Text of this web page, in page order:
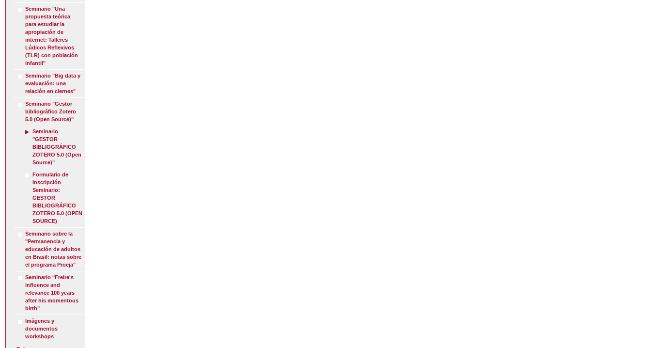
Seminario "Una
propuesta teórica
para estudiar la
apropiación de
internet: Talleres
Lúdicos Reflexivos
(TLR) con población
infantil"
Seminario "Big data y
evaluación: una
relación en ciernes"
Seminario "Gestor
bibliográfico Zotero
5.0 (Open Source)"
Seminario
"GESTOR
BIBLIOGRÁFICO
ZOTERO 5.0 (Open
Source)"
Formulario de
Inscripción
Seminario:
GESTOR
BIBLIOGRÁFICO
ZOTERO 5.0 (OPEN
SOURCE)
Seminario sobre la
"Permanencia y
educación de adultos
en Brasil: notas sobre
el programa Proeja"
Seminario "Freire's
influence and
relevance 100 years
after his momentous
birth"
Imágenes y
documentos
workshops